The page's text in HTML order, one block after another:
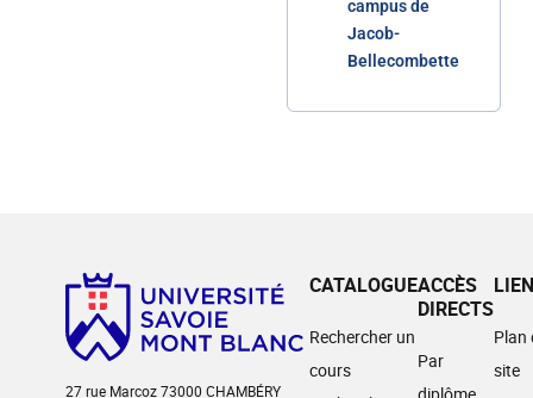
campus de
Jacob-
Bellecombette
27 rue Marcoz 73000 CHAMBÉRY
CATALOGUE
Rechercher un
cours
ACCÈS
DIRECTS
Par
Plan
site